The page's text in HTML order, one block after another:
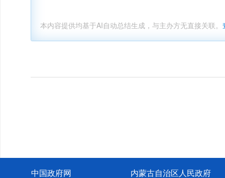
本内容提供均基于AI自动总结生成，与主办方无直接关联。
中国政府网 内蒙古自治区人民政府